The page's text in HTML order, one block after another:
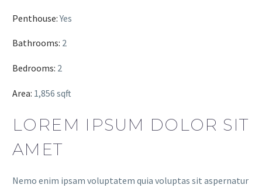
Penthouse:Yes
Bathrooms: 2
Bedrooms: 2
Area: 1,856 sqft
LOREM IPSUM DOLOR SIT
AMET
Nemo enim ipsam voluptatem quia voluptas sit aspernatur